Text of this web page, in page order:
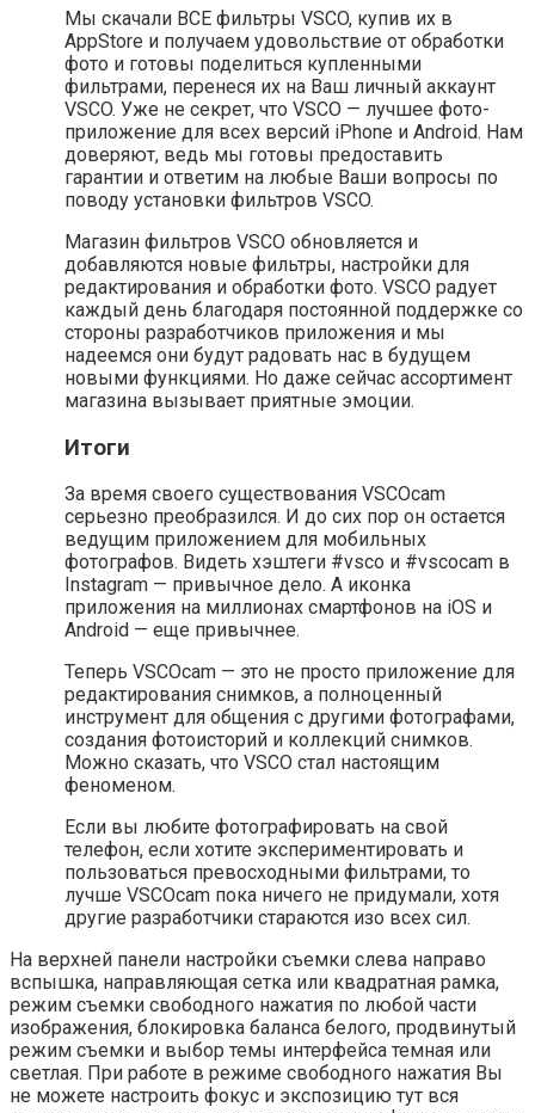
Мы скачали ВСЕ фильтры VSCO, купив их в
AppStore и получаем удовольствие от обработки
фото и готовы поделиться купленными
фильтрами, перенеся их на Ваш личный аккаунт
VSCO. Уже не секрет, что VSCO — лучшее фото-
приложение для всех версий iPhone и Android. Нам
доверяют, ведь мы готовы предоставить
гарантии и ответим на любые Ваши вопросы по
поводу установки фильтров VSCO.
Магазин фильтров VSCO обновляется и
добавляются новые фильтры, настройки для
редактирования и обработки фото. VSCO радует
каждый день благодаря постоянной поддержке со
стороны разработчиков приложения и мы
надеемся они будут радовать нас в будущем
новыми функциями. Но даже сейчас ассортимент
магазина вызывает приятные эмоции.
Итоги
За время своего существования VSCOcam
серьезно преобразился. И до сих пор он остается
ведущим приложением для мобильных
фотографов. Видеть хэштеги #vsco и #vscocam в
Instagram — привычное дело. А иконка
приложения на миллионах смартфонов на iOS и
Android — еще привычнее.
Теперь VSCOcam — это не просто приложение для
редактирования снимков, а полноценный
инструмент для общения с другими фотографами,
создания фотоисторий и коллекций снимков.
Можно сказать, что VSCO стал настоящим
феноменом.
Если вы любите фотографировать на свой
телефон, если хотите экспериментировать и
пользоваться превосходными фильтрами, то
лучше VSCOcam пока ничего не придумали, хотя
другие разработчики стараются изо всех сил.
На верхней панели настройки съемки слева направо
вспышка, направляющая сетка или квадратная рамка,
режим съемки свободного нажатия по любой части
изображения, блокировка баланса белого, продвинутый
режим съемки и выбор темы интерфейса темная или
светлая. При работе в режиме свободного нажатия Вы
не можете настроить фокус и экспозицию тут вся